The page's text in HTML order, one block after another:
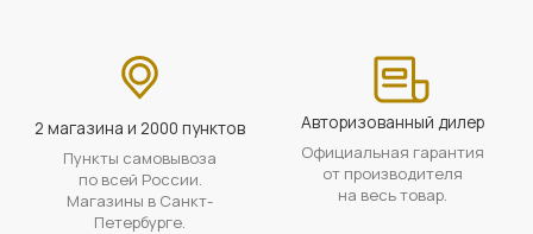
2 магазина и 2000 пунктов
Пункты самовывоза
по всей России.
Магазины в Санкт-
Петербурге.
Авторизованный дилер
Официальная гарантия
от производителя
на весь товар.